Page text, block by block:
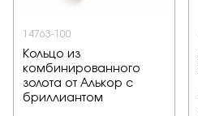
14763-100
Кольцо из
комбинированного
золота от Алькор с
бриллиантом